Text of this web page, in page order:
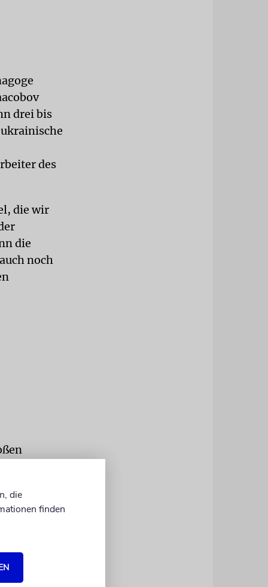
drei bis
des
die wir
die
noch
in
möchte
die
finden